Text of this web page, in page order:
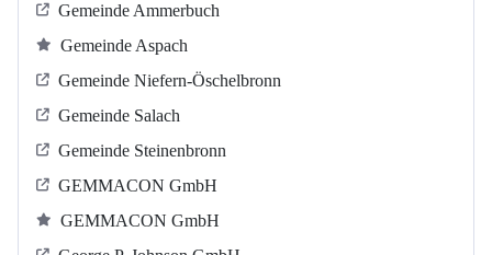
Gemeinde Ammerbuch
Gemeinde Aspach
Gemeinde Niefern-Öschelbronn
Gemeinde Salach
Gemeinde Steinenbronn
GEMMACON GmbH
GEMMACON GmbH